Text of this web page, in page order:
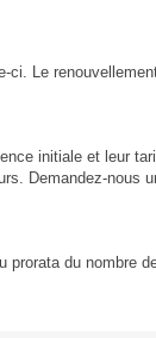
ci. Le
initiale et leur
Demandez-nous
prorata du nombre